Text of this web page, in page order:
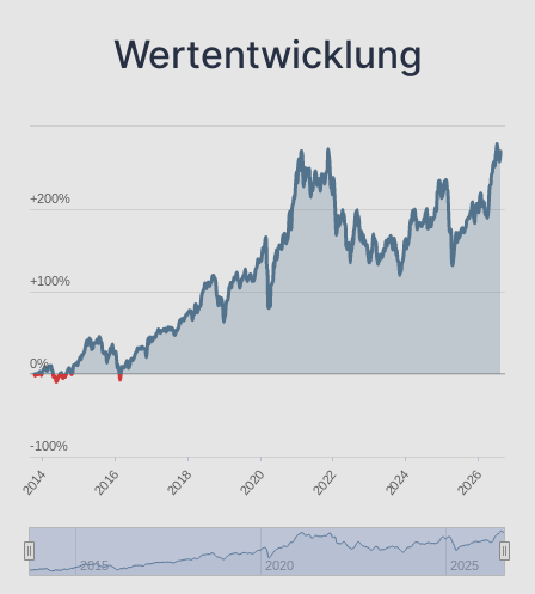
Wertentwicklung
2014 2016 2018 2020 2022 2024 2026
2015 2020 2025
-100%
0%
+100%
+200%